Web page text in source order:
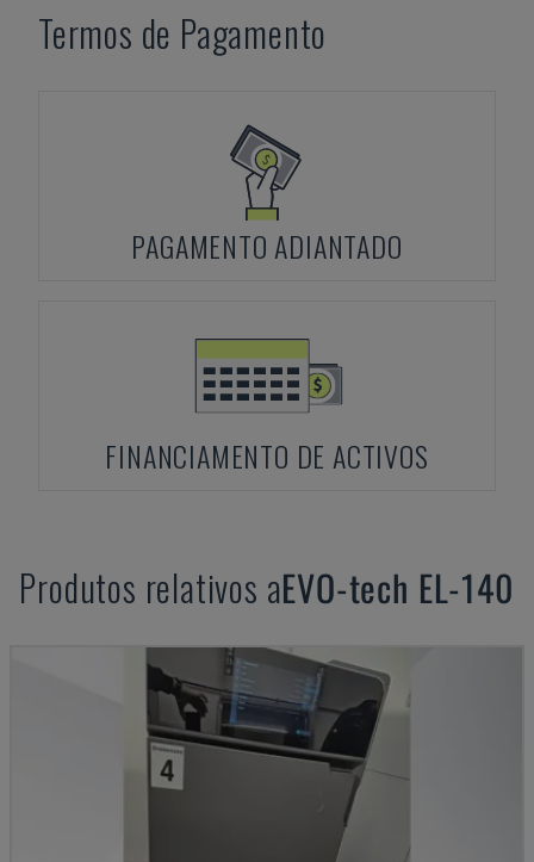
Termos de Pagamento
PAGAMENTO ADIANTADO
FINANCIAMENTO DE ACTIVOS
Produtos relativos aEVO-tech EL-140